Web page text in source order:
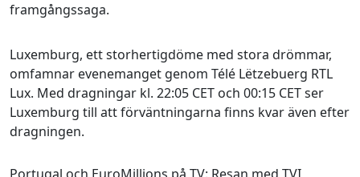
framgångssaga.
Luxemburg, ett storhertigdöme med stora drömmar,
omfamnar evenemanget genom Télé Lëtzebuerg RTL
Lux. Med dragningar kl. 22:05 CET och 00:15 CET ser
Luxemburg till att förväntningarna finns kvar även efter
dragningen.